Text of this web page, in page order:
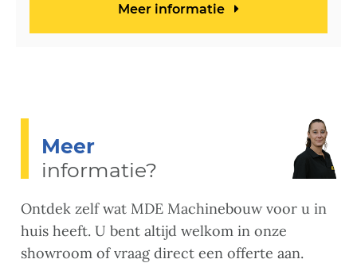
Meer informatie
Meer
informatie?
Ontdek zelf wat MDE Machinebouw voor u in
huis heeft. U bent altijd welkom in onze
showroom of vraag direct een offerte aan.